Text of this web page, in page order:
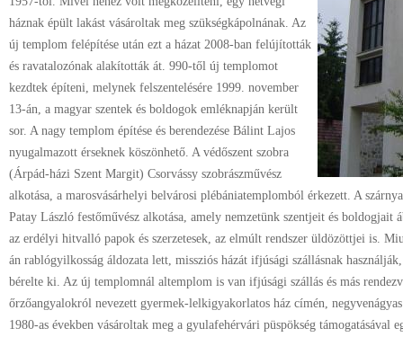
háznak épült lakást vásároltak meg szükségkápolnának. Az
új templom felépítése után ezt a házat 2008-ban felújították
és ravatalozónak alakították át. 990-től új templomot
kezdtek építeni, melynek felszentelésére 1999. november
13-án, a magyar szentek és boldogok emléknapján került
sor. A nagy templom építése és berendezése Bálint Lajos
nyugalmazott érseknek köszönhető. A védőszent szobra
(Árpád-házi Szent Margit) Csorvássy szobrászművész
alkotása, a marosvásárhelyi belvárosi plébániatemplomból érkezett. A
Patay László festőművész alkotása, amely nemzetünk szentjeit és boldogjait
az erdélyi hitvalló papok és szerzetesek, az elmúlt rendszer üldözöttjei is.
án rablógyilkosság áldozata lett, missziós házát ifjúsági szállásnak
bérelte ki. Az új templomnál altemplom is van ifjúsági szállás és más
őrzőangyalokról nevezett gyermek-lelkigyakorlatos ház címén,
1980-as években vásároltak meg a gyulafehérvári püspökség támogatásával